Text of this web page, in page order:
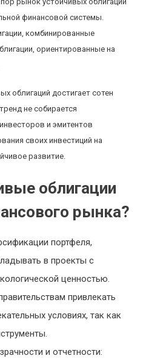
финансовой системы.
комбинированные
ориентированные на
облигаций достигает сотен
не собирается
и эмитентов
своих инвестиций на
развитие.
облигации
рынка?
портфеля,
в проекты с
ценностью.
привлекать
условиях, так как
и отчетности: